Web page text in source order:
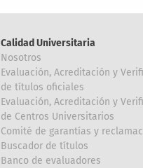
Calidad Universitaria
Nosotros
Evaluación, Acreditación y
de títulos oficiales
Evaluación, Acreditación y
de Centros Universitarios
Comité de garantías y
Buscador de títulos
Banco de evaluadores